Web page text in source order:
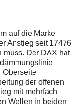
auf die Marke
Anstieg seit 17476
muss. Der DAX hat
Oberseite
der offenen
mit mehrfach
Wellen in beiden